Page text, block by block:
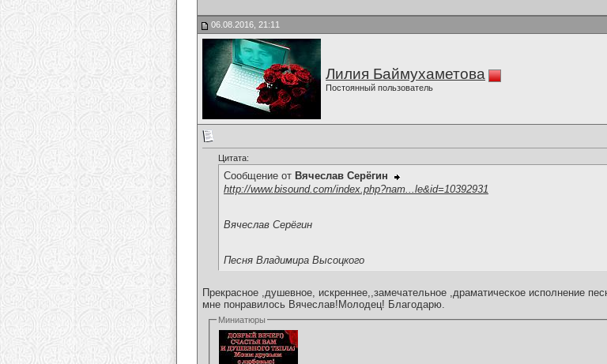
06.08.2016, 21:11
Лилия Баймухаметова
Постоянный пользователь
Цитата:
Сообщение от Вячеслав Серёгин
http://www.bisound.com/index.php?nam...le&id=10392931
Вячеслав Серёгин
Песня Владимира Высоцкого
Прекрасное ,душевное, искреннее,,замечательное ,драматическое исполнение
мне понравилось Вячеслав!Молодец! Благодарю.
Миниатюры